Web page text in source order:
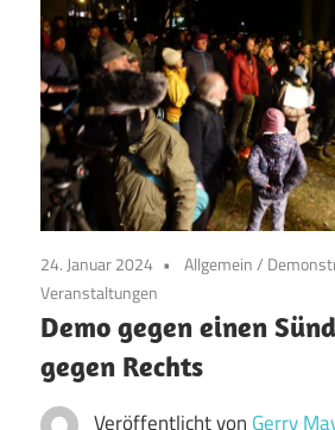
24. Januar 2024 Allgemein/
Veranstaltungen
Demo gegen einen
gegen Rechts
Veröffentlicht von Gerry